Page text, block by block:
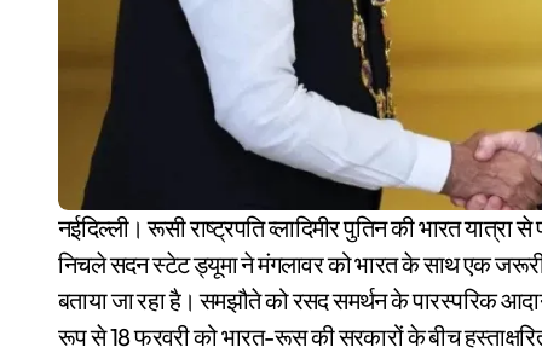
नईदिल्ली। रूसी राष्ट्रपति व्लादिमीर पुतिन की भारत यात्रा से पहले दोनों देशों के बीच बड़ा समझौता हुआ है। रूस की संसद के
निचले सदन स्टेट ड्यूमा ने मंगलावर को भारत के साथ एक
बताया जा रहा है। समझौते को रसद समर्थन के पारस्परिक
रूप से 18 फरवरी को भारत-रूस की सरकारों के बीच